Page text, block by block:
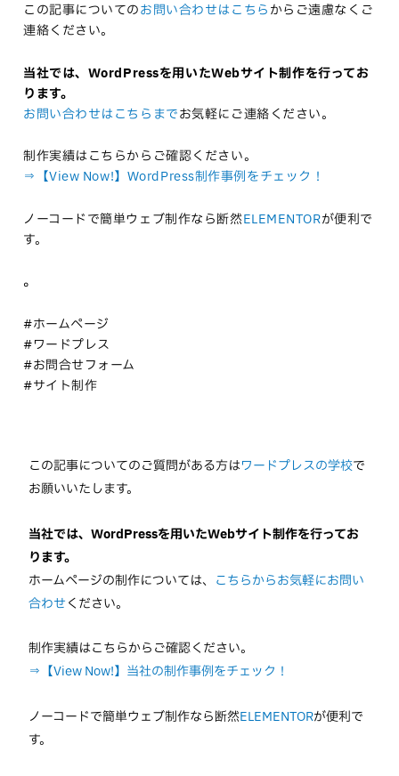
この記事についてのお問い合わせはこちらからご遠慮なくご
連絡ください。
当社では、WordPressを用いたWebサイト制作を行ってお
ります。
お問い合わせはこちらまでお気軽にご連絡ください。
制作実績はこちらからご確認ください。
⇒【View Now!】WordPress制作事例をチェック！
ノーコードで簡単ウェブ制作なら断然ELEMENTORが便利で
す。
。
#ホームページ
#ワードプレス
#お問合せフォーム
#サイト制作
この記事についてのご質問がある方はワードプレスの学校で
お願いいたします。
当社では、WordPressを用いたWebサイト制作を行ってお
ります。
ホームページの制作については、 こちらからお気軽にお問い
合わせください。
制作実績はこちらからご確認ください。
⇒【View Now!】当社の制作事例をチェック！
ノーコードで簡単ウェブ制作なら断然ELEMENTORが便利で
す。